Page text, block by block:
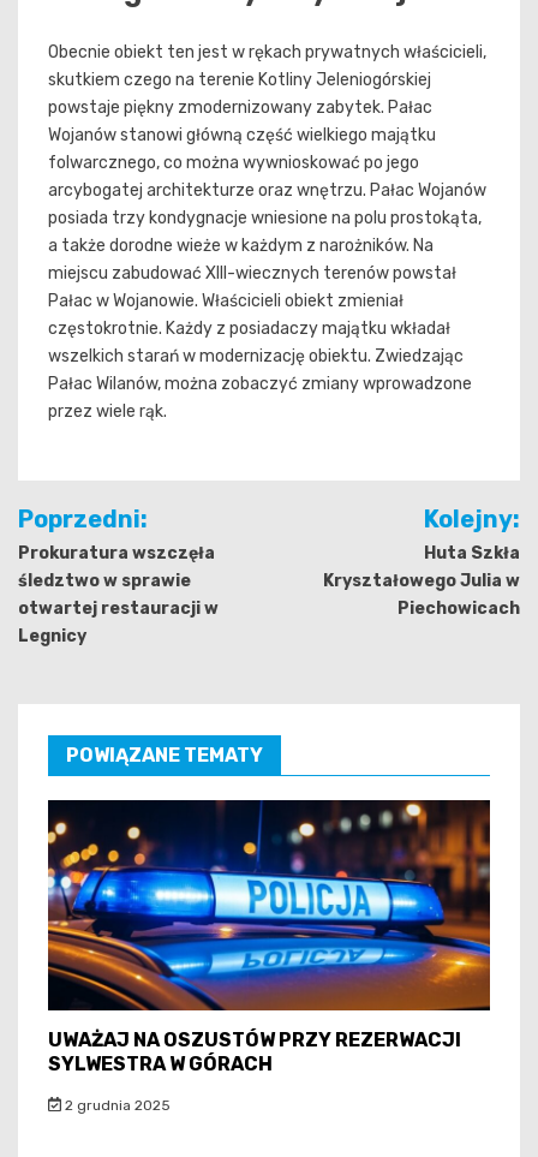
Obecnie obiekt ten jest w rękach prywatnych właścicieli,
skutkiem czego na terenie Kotliny Jeleniogórskiej
powstaje piękny zmodernizowany zabytek. Pałac
Wojanów stanowi główną część wielkiego majątku
folwarcznego, co można wywnioskować po jego
arcybogatej architekturze oraz wnętrzu. Pałac Wojanów
posiada trzy kondygnacje wniesione na polu prostokąta,
a także dorodne wieże w każdym z narożników. Na
miejscu zabudować XIII-wiecznych terenów powstał
Pałac w Wojanowie. Właścicieli obiekt zmieniał
częstokrotnie. Każdy z posiadaczy majątku wkładał
wszelkich starań w modernizację obiektu. Zwiedzając
Pałac Wilanów, można zobaczyć zmiany wprowadzone
przez wiele rąk.
Nawigacja
wpisu
Poprzedni:
Prokuratura wszczęła
śledztwo w sprawie
otwartej restauracji w
Legnicy
Kolejny:
Huta Szkła
Kryształowego Julia w
Piechowicach
POWIĄZANE TEMATY
UWAŻAJ NA OSZUSTÓW PRZY REZERWACJI
SYLWESTRA W GÓRACH
2 grudnia 2025